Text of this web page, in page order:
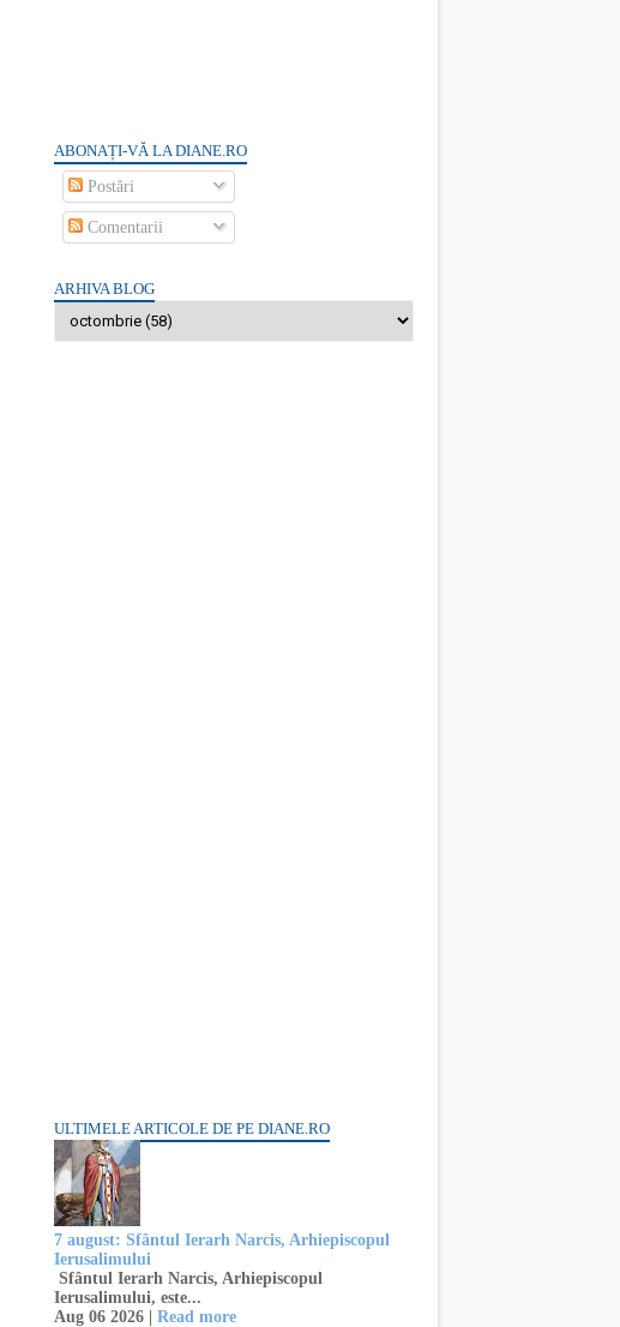
ABONAȚI-VĂ LA DIANE.RO
Postări
Comentarii
ARHIVA BLOG
ULTIMELE ARTICOLE DE PE DIANE.RO
7 august: Sfântul Ierarh Narcis, Arhiepiscopul
Ierusalimului
Sfântul Ierarh Narcis, Arhiepiscopul
Ierusalimului, este...
Aug 06 2026 | Read more